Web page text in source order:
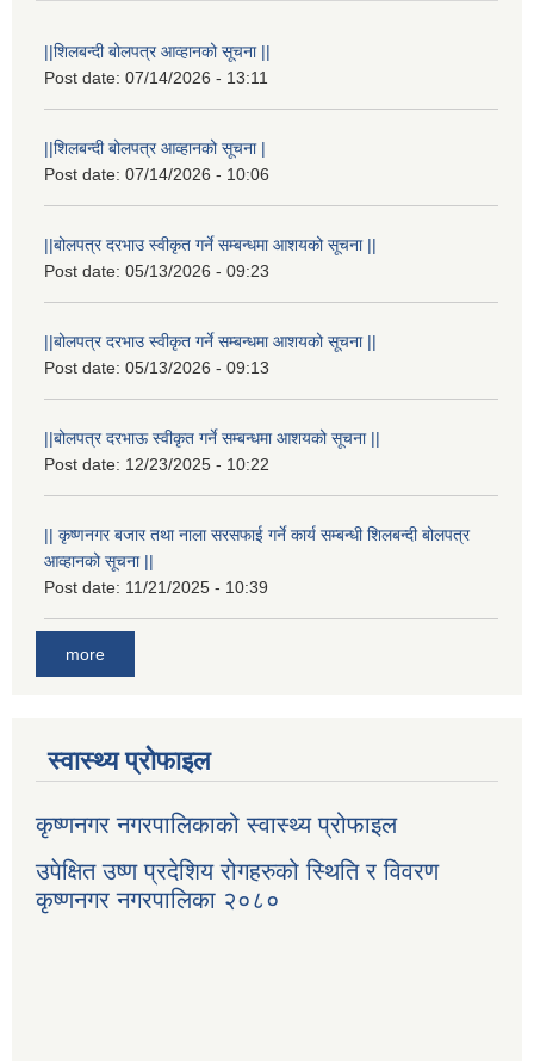
||शिलबन्दी बोलपत्र आव्हानको सूचना ||
Post date: 07/14/2026 - 13:11
||शिलबन्दी बोलपत्र आव्हानको सूचना |
Post date: 07/14/2026 - 10:06
||बोलपत्र दरभाउ स्वीकृत गर्ने सम्बन्धमा आशयको सूचना ||
Post date: 05/13/2026 - 09:23
||बोलपत्र दरभाउ स्वीकृत गर्ने सम्बन्धमा आशयको सूचना ||
Post date: 05/13/2026 - 09:13
||बोलपत्र दरभाऊ स्वीकृत गर्ने सम्बन्धमा आशयको सूचना ||
Post date: 12/23/2025 - 10:22
|| कृष्णनगर बजार तथा नाला सरसफाई गर्ने कार्य सम्बन्धी शिलबन्दी बोलपत्र
आव्हानको सूचना ||
Post date: 11/21/2025 - 10:39
more
स्वास्थ्य प्रोफाइल
कृष्णनगर नगरपालिकाको स्वास्थ्य प्रोफाइल
उपेक्षित उष्ण प्रदेशिय रोगहरुको स्थिति र विवरण
कृष्णनगर नगरपालिका २०८०